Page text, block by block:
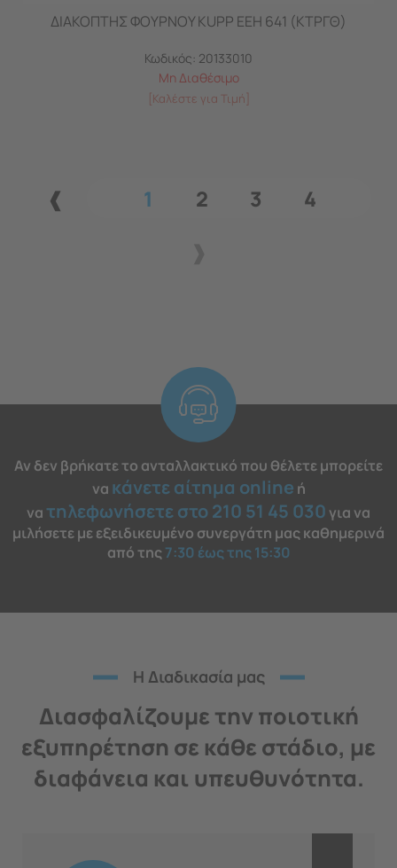
ΔΙΑΚΟΠΤΗΣ ΦΟΥΡΝΟΥ KUPP EEH 641 (ΚΤΡΓΘ)
Κωδικός: 20133010
Μη Διαθέσιμο
[Καλέστε για Τιμή]
1 2 3 4
Αν δεν βρήκατε το ανταλλακτικό που θέλετε μπορείτε
να κάνετε αίτημα online ή
νατηλεφωνήσετε στο 210 51 45 030 για να
μιλήσετε με εξειδικευμένο συνεργάτη μας καθημερινά
από της7:30 έως της 15:30
H Διαδικασία μας
Διασφαλίζουμε την ποιοτική
εξυπηρέτηση σε κάθε στάδιο, με
διαφάνεια και υπευθυνότητα.